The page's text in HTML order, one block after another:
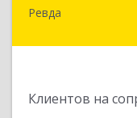
Ревда
Клиентов на
623286,